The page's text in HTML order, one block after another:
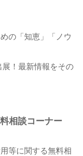
の「知恵」「ノウ
！最新情報をその
相談コーナー
等に関する無料相